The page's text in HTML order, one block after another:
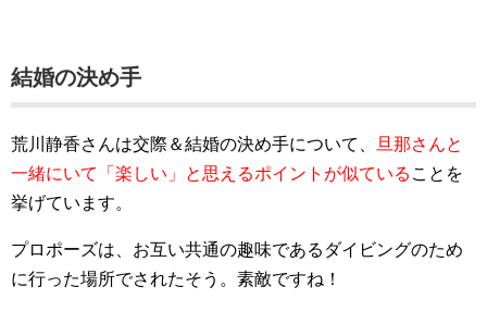
結婚の決め手
荒川静香さんは交際＆結婚の決め手について、
旦那さんと
一緒にいて「楽しい」と思えるポイントが似ている ことを
挙げています。
プロポーズは、お互い共通の趣味であるダイビングのため
に行った場所でされたそう。素敵ですね！